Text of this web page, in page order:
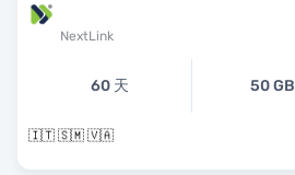
NextLink
60 天 50 GB
🇮🇹 🇸🇲 🇻🇦